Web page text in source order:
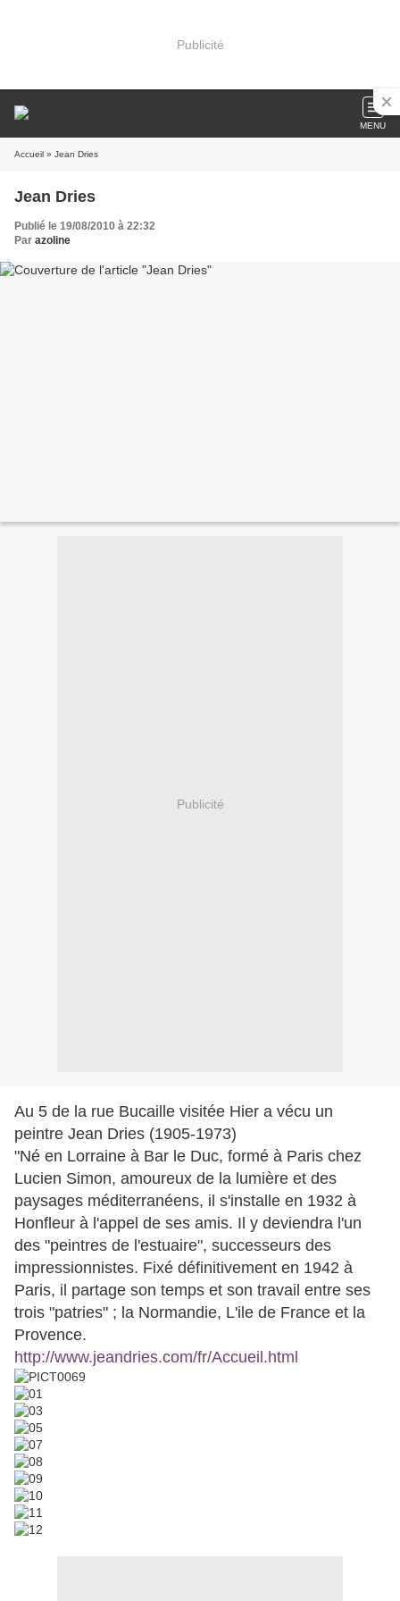
Publicité
MENU
Accueil » Jean Dries
Jean Dries
Publié le 19/08/2010 à 22:32
Par azoline
Publicité
Au 5 de la rue Bucaille visitée Hier a vécu un
peintre Jean Dries (1905-1973)
"Né en Lorraine à Bar le Duc, formé à Paris chez
Lucien Simon, amoureux de la lumière et des
paysages méditerranéens, il s'installe en 1932 à
Honfleur à l'appel de ses amis. Il y deviendra l'un
des "peintres de l'estuaire", successeurs des
impressionnistes. Fixé définitivement en 1942 à
Paris, il partage son temps et son travail entre ses
trois "patries" ; la Normandie, L'ile de France et la
Provence.
http://www.jeandries.com/fr/Accueil.html